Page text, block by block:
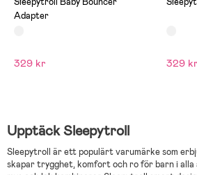
Adapter
329 kr 329 kr
Upptäck Sleepytroll
Sleepytroll är ett populärt varumärke som
skapar trygghet, komfort och ro för barn i alla